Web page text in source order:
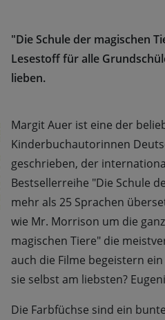
"Die Schule der magischen
Lesestoff für alle
lieben.
Margit Auer ist eine der
Kinderbuchautorinnen
geschrieben, der
Bestsellerreihe "Die Schule
mehr als 25 Sprachen
wie Mr. Morrison um die
magischen Tiere" die
auch die Filme begeistern
sie selbst am liebsten?
Die Farbfüchse sind ein